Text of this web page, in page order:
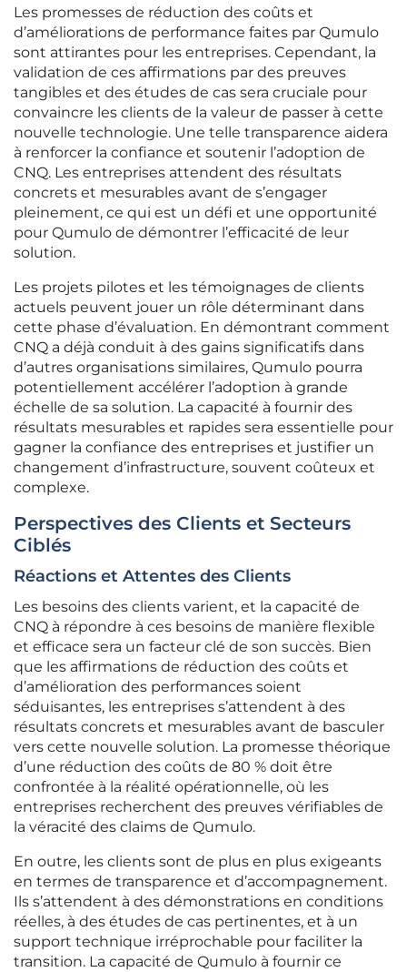
Les promesses de réduction des coûts et
d’améliorations de performance faites par Qumulo
sont attirantes pour les entreprises. Cependant, la
validation de ces affirmations par des preuves
tangibles et des études de cas sera cruciale pour
convaincre les clients de la valeur de passer à cette
nouvelle technologie. Une telle transparence aidera
à renforcer la confiance et soutenir l’adoption de
CNQ. Les entreprises attendent des résultats
concrets et mesurables avant de s’engager
pleinement, ce qui est un défi et une opportunité
pour Qumulo de démontrer l’efficacité de leur
solution.
Les projets pilotes et les témoignages de clients
actuels peuvent jouer un rôle déterminant dans
cette phase d’évaluation. En démontrant comment
CNQ a déjà conduit à des gains significatifs dans
d’autres organisations similaires, Qumulo pourra
potentiellement accélérer l’adoption à grande
échelle de sa solution. La capacité à fournir des
résultats mesurables et rapides sera essentielle pour
gagner la confiance des entreprises et justifier un
changement d’infrastructure, souvent coûteux et
complexe.
Perspectives des Clients et Secteurs
Ciblés
Réactions et Attentes des Clients
Les besoins des clients varient, et la capacité de
CNQ à répondre à ces besoins de manière flexible
et efficace sera un facteur clé de son succès. Bien
que les affirmations de réduction des coûts et
d’amélioration des performances soient
séduisantes, les entreprises s’attendent à des
résultats concrets et mesurables avant de basculer
vers cette nouvelle solution. La promesse théorique
d’une réduction des coûts de 80 % doit être
confrontée à la réalité opérationnelle, où les
entreprises recherchent des preuves vérifiables de
la véracité des claims de Qumulo.
En outre, les clients sont de plus en plus exigeants
en termes de transparence et d’accompagnement.
Ils s’attendent à des démonstrations en conditions
réelles, à des études de cas pertinentes, et à un
support technique irréprochable pour faciliter la
transition. La capacité de Qumulo à fournir ce